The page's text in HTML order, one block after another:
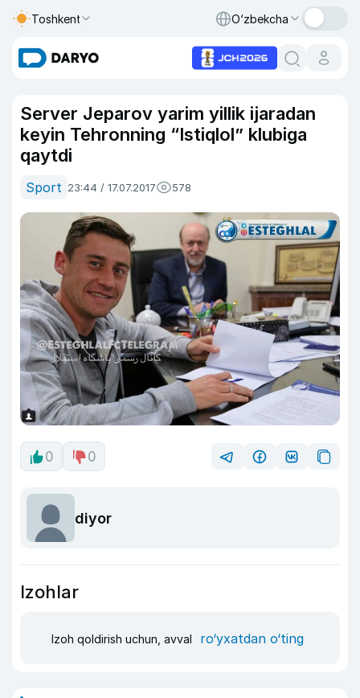
Toshkent O‘zbekcha
Server Jeparov yarim yillik ijaradan
keyin Tehronning “Istiqlol” klubiga
qaytdi
Sport 23:44 / 17.07.2017 578
0 0
diyor
Izohlar
Izoh qoldirish uchun, avval ro‘yxatdan o‘ting